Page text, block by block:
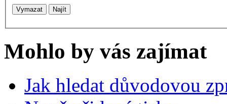
Vymazat Najít
Mohlo by vás zajímat
Jak hledat důvodovou